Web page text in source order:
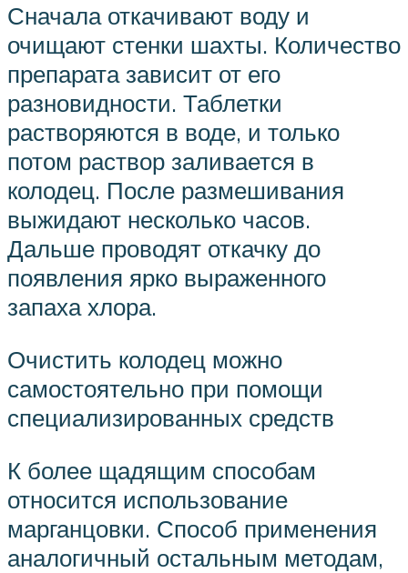
Сначала откачивают воду и
очищают стенки шахты. Количество
препарата зависит от его
разновидности. Таблетки
растворяются в воде, и только
потом раствор заливается в
колодец. После размешивания
выжидают несколько часов.
Дальше проводят откачку до
появления ярко выраженного
запаха хлора.
Очистить колодец можно
самостоятельно при помощи
специализированных средств
К более щадящим способам
относится использование
марганцовки. Способ применения
аналогичный остальным методам,